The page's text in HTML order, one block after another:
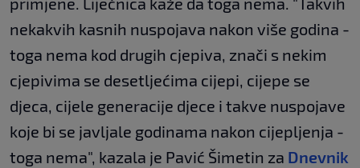
nekakvih kasnih nuspojava nakon više godina -
toga nema kod drugih cjepiva, znači s nekim
cjepivima se desetljećima cijepi, cijepe se
djeca, cijele generacije djece i takve nuspojave
koje bi se javljale godinama nakon cijepljenja -
toga nema", kazala je Pavić Šimetin za Dnevnik